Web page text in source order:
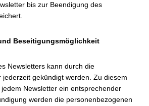
bis zur Beendigung des
Beseitigungsmöglichkeit
Newsletters kann durch die
jederzeit gekündigt werden. Zu diesem
Newsletter ein entsprechender
werden die personenbezogenen